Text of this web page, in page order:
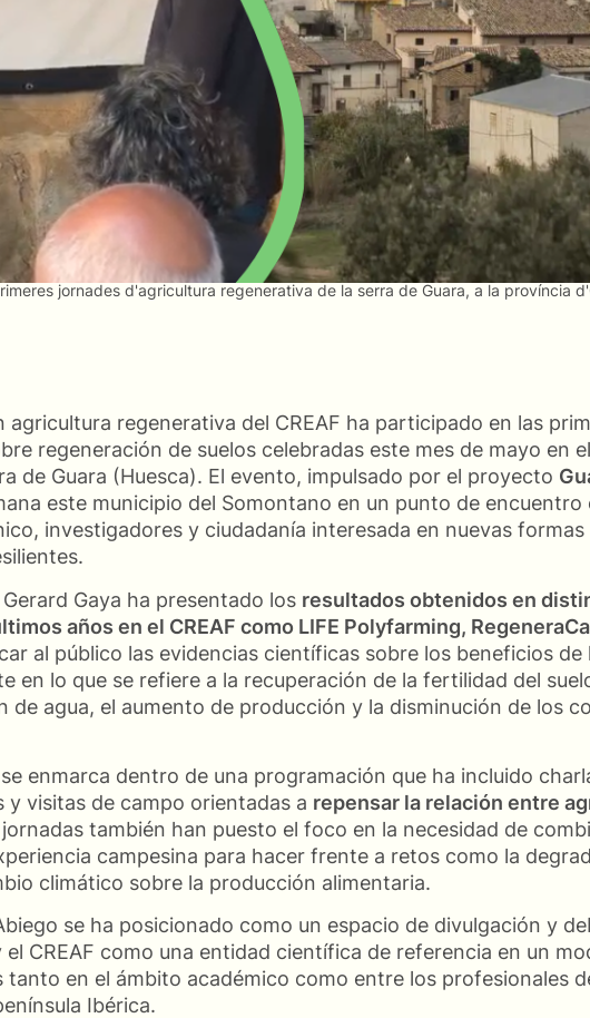
jornades d'agricultura regenerativa de la serra de Guara, a la província
agricultura regenerativa del CREAF ha participado en las
regeneración de suelos celebradas este mes de mayo en
de Guara (Huesca). El evento, impulsado por el proyecto
este municipio del Somontano en un punto de encuentro
investigadores y ciudadanía interesada en nuevas
Gaya ha presentado los resultados obtenidos en
años en el CREAF como LIFE Polyfarming,
al público las evidencias científicas sobre los beneficios de
en lo que se refiere a la recuperación de la fertilidad del
de agua, el aumento de producción y la disminución de los
enmarca dentro de una programación que ha incluido
visitas de campo orientadas a repensar la relación entre
jornadas también han puesto el foco en la necesidad de
campesina para hacer frente a retos como la
climático sobre la producción alimentaria.
se ha posicionado como un espacio de divulgación y
CREAF como una entidad científica de referencia en un
en el ámbito académico como entre los profesionales
Ibérica.